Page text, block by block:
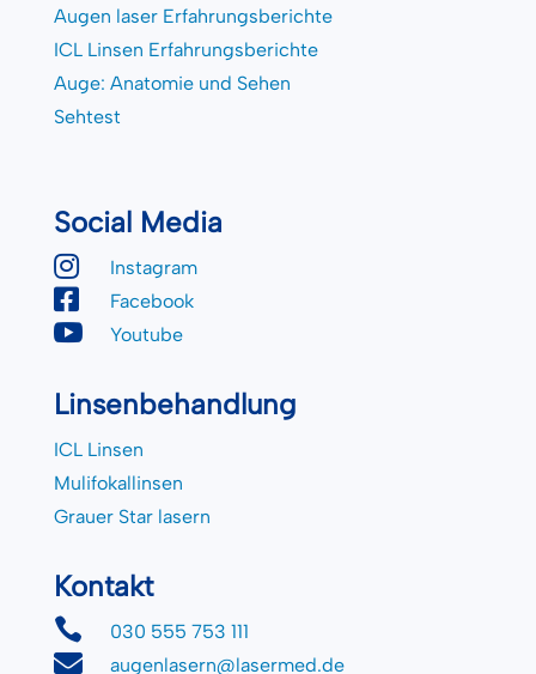
Augen laser Erfahrungsberichte
ICL Linsen Erfahrungsberichte
Auge: Anatomie und Sehen
Sehtest
Social Media
 Instagram
 Facebook
 Youtube
Linsenbehandlung
ICL Linsen
Mulifokallinsen
Grauer Star lasern
Kontakt
 030 555 753 111
 augenlasern@lasermed.de